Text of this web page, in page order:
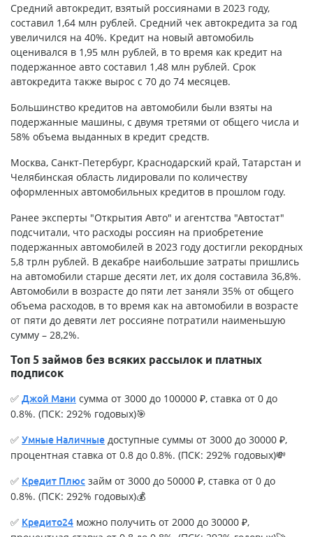
Средний автокредит, взятый россиянами в 2023 году,
составил 1,64 млн рублей. Средний чек автокредита за год
увеличился на 40%. Кредит на новый автомобиль
оценивался в 1,95 млн рублей, в то время как кредит на
подержанное авто составил 1,48 млн рублей. Срок
автокредита также вырос с 70 до 74 месяцев.
Большинство кредитов на автомобили были взяты на
подержанные машины, с двумя третями от общего числа и
58% объема выданных в кредит средств.
Москва, Санкт-Петербург, Краснодарский край, Татарстан и
Челябинская область лидировали по количеству
оформленных автомобильных кредитов в прошлом году.
Ранее эксперты "Открытия Авто" и агентства "Автостат"
подсчитали, что расходы россиян на приобретение
подержанных автомобилей в 2023 году достигли рекордных
5,8 трлн рублей. В декабре наибольшие затраты пришлись
на автомобили старше десяти лет, их доля составила 36,8%.
Автомобили в возрасте до пяти лет заняли 35% от общего
объема расходов, в то время как на автомобили в возрасте
от пяти до девяти лет россияне потратили наименьшую
сумму – 28,2%.
Топ 5 займов без всяких рассылок и платных
подписок
✅ Джой Мани сумма от 3000 до 100000 ₽, ставка от 0 до
0.8%. (ПСК: 292% годовых)🎯
✅ Умные Наличные доступные суммы от 3000 до 30000 ₽,
процентная ставка от 0.8 до 0.8%. (ПСК: 292% годовых)💸
✅ Кредит Плюс займ от 3000 до 50000 ₽, ставка от 0 до
0.8%. (ПСК: 292% годовых)💰
✅ Кредито24 можно получить от 2000 до 30000 ₽,